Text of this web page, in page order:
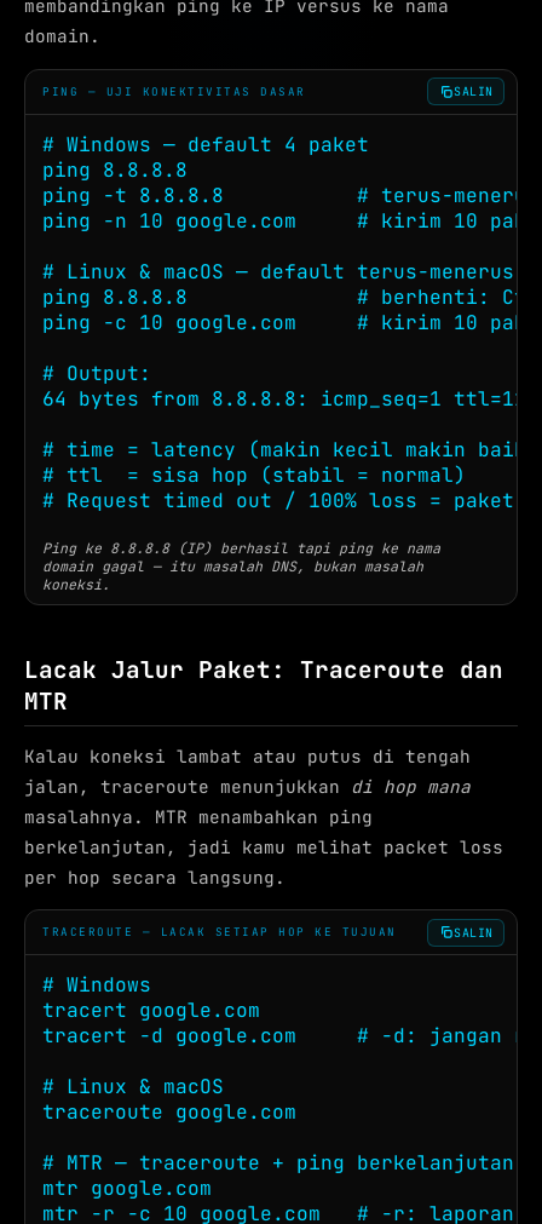
membandingkan ping ke IP versus ke nama
domain.
PING — UJI KONEKTIVITAS DASAR SALIN
# Windows — default 4 paket
ping 8.8.8.8
ping -t 8.8.8.8           # terus-menerus
ping -n 10 google.com     # kirim 10
# Linux & macOS — default terus-menerus
ping 8.8.8.8              # berhenti:
ping -c 10 google.com     # kirim 10
# Output:
64 bytes from 8.8.8.8: icmp_seq=1 ttl=117
# time = latency (makin kecil makin
# ttl  = sisa hop (stabil = normal)
# Request timed out / 100% loss = paket
Ping ke 8.8.8.8 (IP) berhasil tapi ping ke nama
domain gagal — itu masalah DNS, bukan masalah
koneksi.
Lacak Jalur Paket: Traceroute dan
MTR
Kalau koneksi lambat atau putus di tengah
jalan, traceroute menunjukkan di hop mana
masalahnya. MTR menambahkan ping
berkelanjutan, jadi kamu melihat packet loss
per hop secara langsung.
TRACEROUTE — LACAK SETIAP HOP KE TUJUAN SALIN
# Windows
tracert google.com
tracert -d google.com     # -d: jangan
# Linux & macOS
traceroute google.com
# MTR — traceroute + ping
mtr google.com
mtr -r -c 10 google.com   # -r: laporan